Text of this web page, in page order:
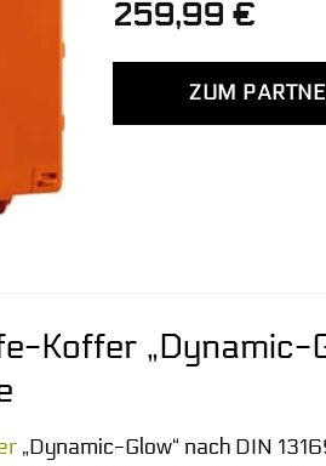
259,99 €
ZUM
Koffer „Dynamic-
„Dynamic-Glow“ nach DIN